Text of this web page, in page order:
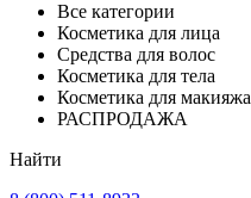
Все категории
Косметика для лица
Средства для волос
Косметика для тела
Косметика для макияжа
РАСПРОДАЖА
Найти